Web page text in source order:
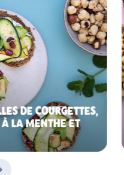
DE COURGETTES,
LA MENTHE ET